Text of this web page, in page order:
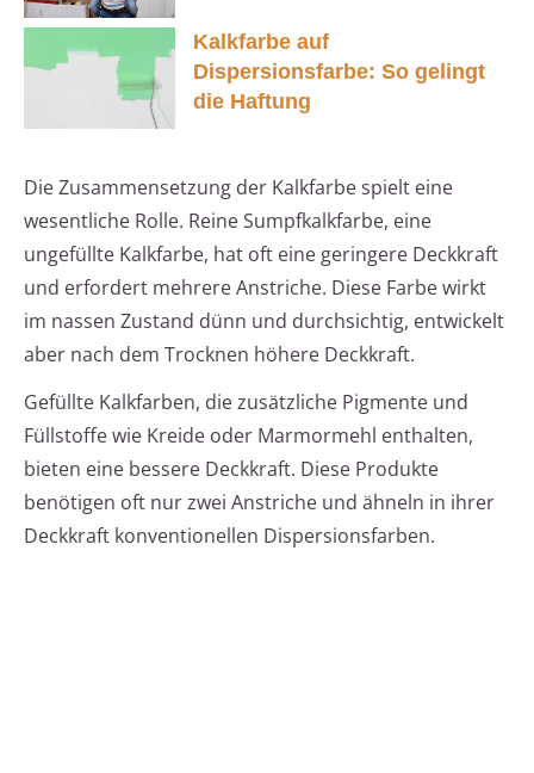
Kalkfarbe auf
Dispersionsfarbe: So gelingt
die Haftung
Die Zusammensetzung der Kalkfarbe spielt eine
wesentliche Rolle. Reine Sumpfkalkfarbe, eine
ungefüllte Kalkfarbe, hat oft eine geringere Deckkraft
und erfordert mehrere Anstriche. Diese Farbe wirkt
im nassen Zustand dünn und durchsichtig, entwickelt
aber nach dem Trocknen höhere Deckkraft.
Gefüllte Kalkfarben, die zusätzliche Pigmente und
Füllstoffe wie Kreide oder Marmormehl enthalten,
bieten eine bessere Deckkraft. Diese Produkte
benötigen oft nur zwei Anstriche und ähneln in ihrer
Deckkraft konventionellen Dispersionsfarben.